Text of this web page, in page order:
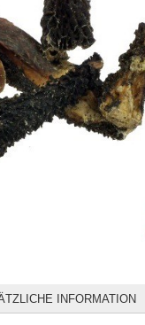
INFORMATION